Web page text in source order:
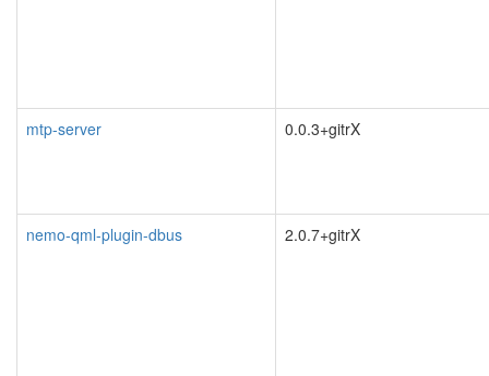
mtp-server 0.0.3+gitrX
nemo-qml-plugin-dbus 2.0.7+gitrX